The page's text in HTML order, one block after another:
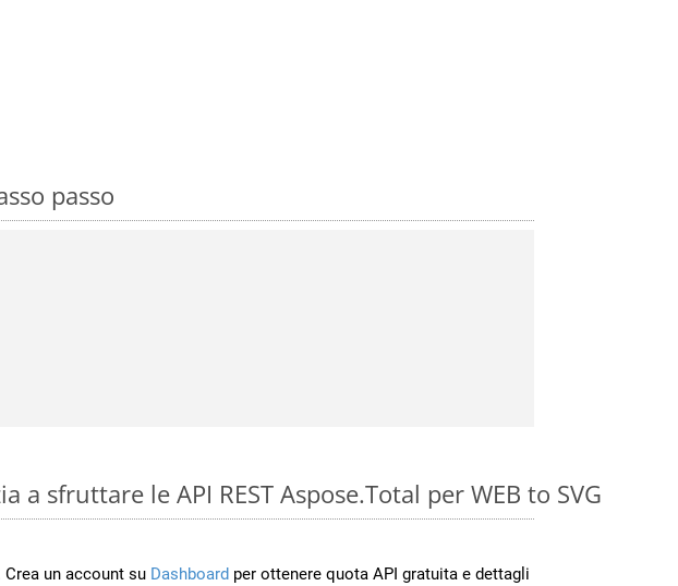
passo
a sfruttare le API REST Aspose.Total per WEB to SVG
Crea un account su Dashboard per ottenere quota API gratuita e dettagli